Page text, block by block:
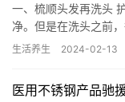
一、梳顺头发再洗头
净。但是在洗头之前
其实在洗头发之前应
生活养生 2024-02-13
医用不锈钢产品驰